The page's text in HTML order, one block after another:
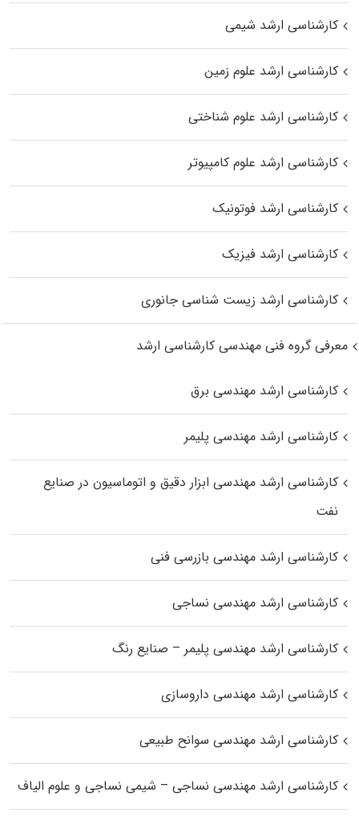
کارشناسی ارشد شیمی
کارشناسی ارشد علوم زمین
کارشناسی ارشد علوم شناختی
کارشناسی ارشد علوم کامپیوتر
کارشناسی ارشد فوتونیک
کارشناسی ارشد فیزیک
کارشناسی ارشد زیست‌ شناسی جانوری
معرفی گروه فنی مهندسی کارشناسی ارشد
کارشناسی ارشد مهندسی برق
کارشناسی ارشد مهندسی پلیمر
کارشناسی ارشد مهندسی ابزار دقیق و اتوماسیون در صنایع
نفت
کارشناسی ارشد مهندسی بازرسی فنی
کارشناسی ارشد مهندسی نساجی
کارشناسی ارشد مهندسی پلیمر – صنایع رنگ
کارشناسی ارشد مهندسی داروسازی
کارشناسی ارشد مهندسی سوانح طبیعی
کارشناسی ارشد مهندسی نساجی – شیمی نساجی و علوم الیاف